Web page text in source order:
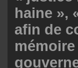
haine »,
afin de